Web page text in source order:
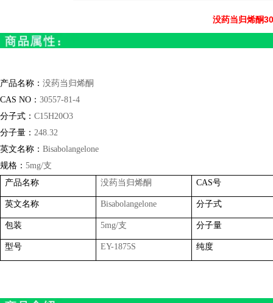
没药当归烯酮
产品名称： 没药当归烯酮
CAS NO ： 30557-81-4
分子式： C15H20O3
分子量： 248.32
英文名称： Bisabolangelone
规格： 5mg/支
产品名称
没药当归烯酮 CAS号
英文名称 Bisabolangelone 分子式
包装 5mg/支 分子量
型号 EY-1875S 纯度